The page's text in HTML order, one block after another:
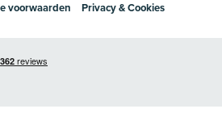
voorwaarden Privacy & Cookies